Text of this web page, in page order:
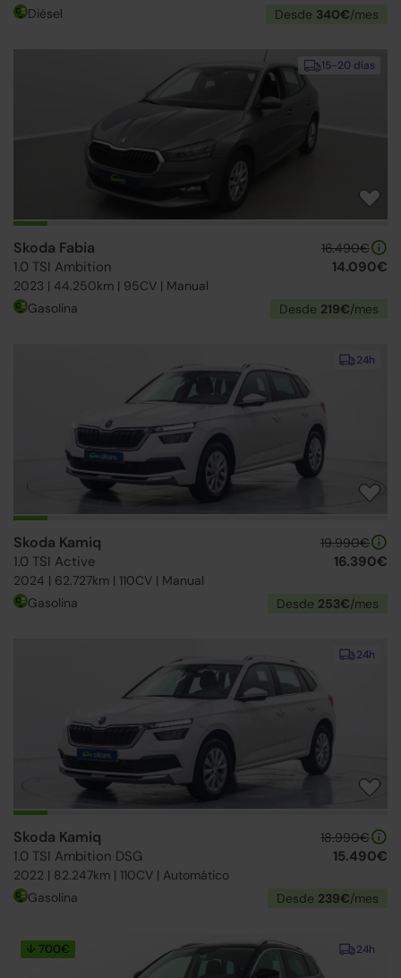
Diésel Desde 340€/mes
15-20 días
Skoda Fabia
1.0 TSI Ambition
2023 | 44.250km | 95CV | Manual
16.490€
14.090€
Gasolina Desde 219€/mes
24h
Skoda Kamiq
1.0 TSI Active
2024 | 62.727km | 110CV | Manual
19.990€
16.390€
Gasolina Desde 253€/mes
24h
Skoda Kamiq
1.0 TSI Ambition DSG
2022 | 82.247km | 110CV | Automático
18.990€
15.490€
Gasolina Desde 239€/mes
24h
↓ 700€